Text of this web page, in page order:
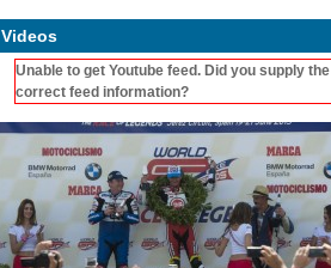
Videos
Unable to get Youtube feed. Did you supply the
correct feed information?